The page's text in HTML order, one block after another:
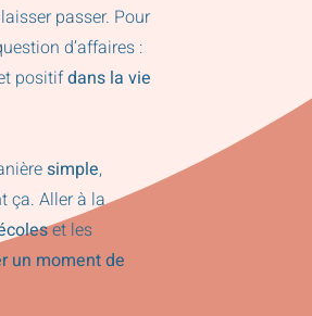
passer. Pour
d’affaires :
positifdans la vie
simple,
ça. Aller à la
et les
un moment de